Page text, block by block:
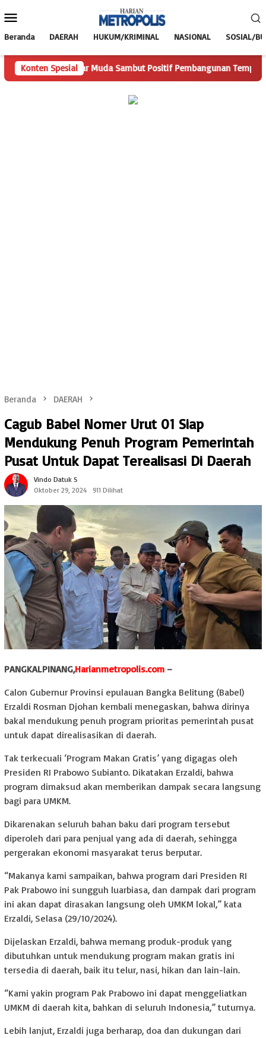
ke
Mobile
Beranda DAERAH HUKUM/KRIMINAL NASIONAL SOSIAL/
Konten Spesial
Jalan Iskandar Muda Sambut Positif Pembangunan Tempat
Beranda DAERAH
Cagub Babel Nomer Urut 01 Siap
Mendukung Penuh Program Pemerintah
Pusat Untuk Dapat Terealisasi Di Daerah
Vindo Datuk S
Oktober 29, 2024
911 Dilihat
PANGKALPINANG,Harianmetropolis.com –
Calon Gubernur Provinsi epulauan Bangka Belitung (Babel)
Erzaldi Rosman Djohan kembali menegaskan, bahwa dirinya
bakal mendukung penuh program prioritas pemerintah pusat
untuk dapat direalisasikan di daerah.
Tak terkecuali ‘Program Makan Gratis’ yang digagas oleh
Presiden RI Prabowo Subianto. Dikatakan Erzaldi, bahwa
program dimaksud akan memberikan dampak secara langsung
bagi para UMKM.
Dikarenakan seluruh bahan baku dari program tersebut
diperoleh dari para penjual yang ada di daerah, sehingga
pergerakan ekonomi masyarakat terus berputar.
“Makanya kami sampaikan, bahwa program dari Presiden RI
Pak Prabowo ini sungguh luarbiasa, dan dampak dari program
ini akan dapat dirasakan langsung oleh UMKM lokal,” kata
Erzaldi, Selasa (29/10/2024).
Dijelaskan Erzaldi, bahwa memang produk-produk yang
dibutuhkan untuk mendukung program makan gratis ini
tersedia di daerah, baik itu telur, nasi, hikan dan lain-lain.
“Kami yakin program Pak Prabowo ini dapat menggeliatkan
UMKM di daerah kita, bahkan di seluruh Indonesia,” tuturnya.
Lebih lanjut, Erzaldi juga berharap, doa dan dukungan dari